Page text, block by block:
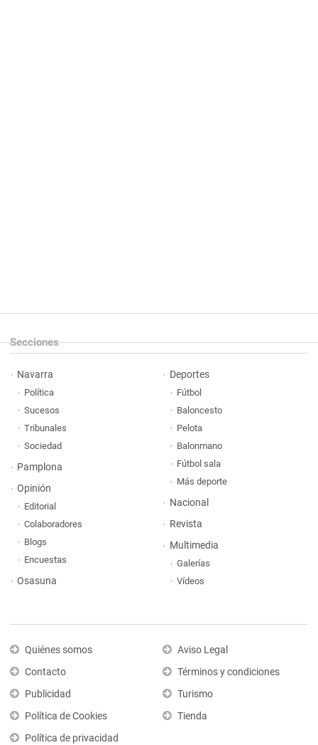
Secciones
Navarra
Política
Sucesos
Tribunales
Sociedad
Pamplona
Opinión
Editorial
Colaboradores
Blogs
Encuestas
Osasuna
Deportes
Fútbol
Baloncesto
Pelota
Balonmano
Fútbol sala
Más deporte
Nacional
Revista
Multimedia
Galerías
Vídeos
Quiénes somos
Contacto
Publicidad
Política de Cookies
Política de privacidad
Aviso Legal
Términos y condiciones
Turismo
Tienda